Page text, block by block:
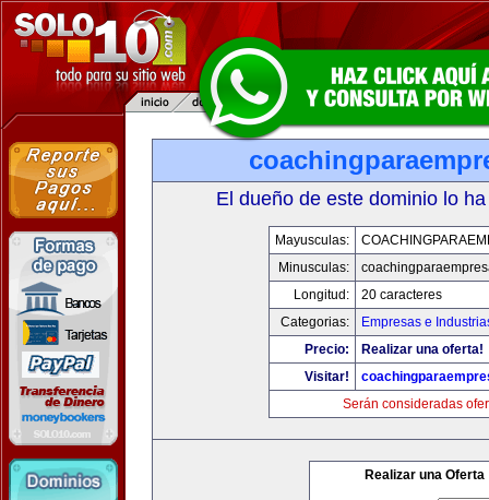
El dueño de este dominio lo
Mayusculas:
Minusculas:
Longitud:
20 caracteres
Categorias:
Empresas e
Precio:
Realizar una oferta!
Visitar!
Serán consideradas
Realizar una Oferta